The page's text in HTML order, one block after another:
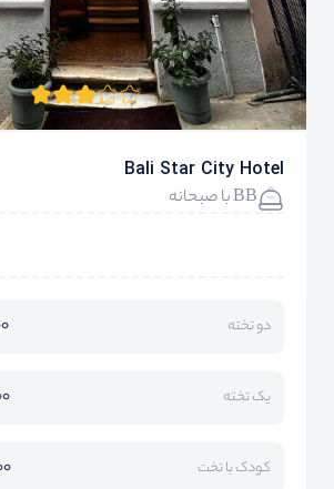
Bali Star City Hotel
BB با صبحانه
دو تخته
یک تخته
کودک با تخت